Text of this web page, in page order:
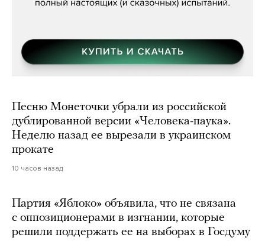
Песню Монеточки убрали из российской
дублированной версии «Человека-паука».
Неделю назад ее вырезали в украинском
прокате
10 часов назад
Партия «Яблоко» объявила, что не связана
с оппозиционерами в изгнании, которые
решили поддержать ее на выборах в Госдуму